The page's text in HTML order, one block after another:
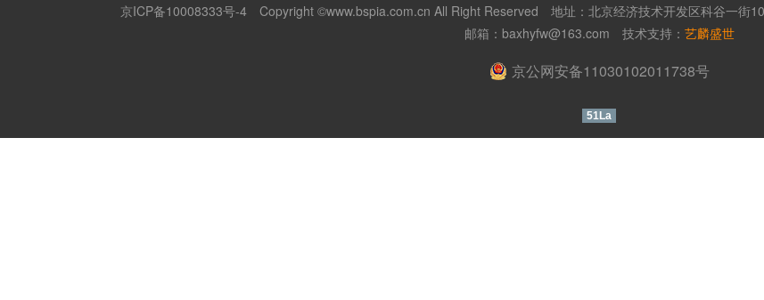
京ICP备10008333号-4 Copyright ©www.bspia.com.cn All Right Reserved 地址：北京经济技术开发区科谷一街
邮箱： baxhyfw@163.com 技术支持： 艺麟盛世
京公网安备11030102011738号
51La